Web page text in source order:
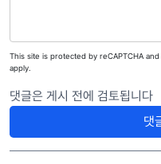
This site is protected by reCAPTCHA
apply.
댓글은 게시 전에 검토됩니다
댓